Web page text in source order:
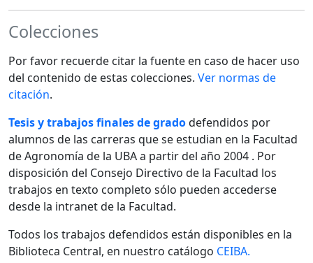
Colecciones
Por favor recuerde citar la fuente en caso de hacer uso
del contenido de estas colecciones. Ver normas de
citación.
Tesis y trabajos finales de gradodefendidos por
alumnos de las carreras que se estudian en la Facultad
de Agronomía de la UBA a partir del año 2004 . Por
disposición del Consejo Directivo de la Facultad los
trabajos en texto completo sólo pueden accederse
desde la intranet de la Facultad.
Todos los trabajos defendidos están disponibles en la
Biblioteca Central, en nuestro catálogo CEIBA.